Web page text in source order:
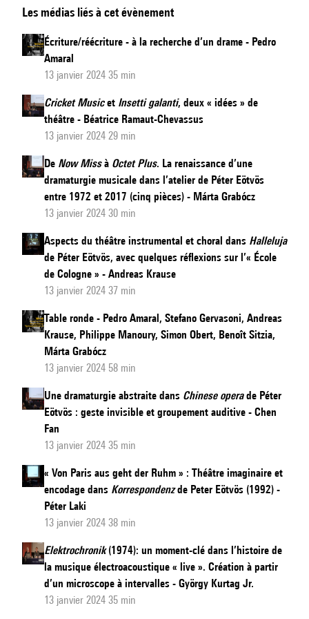
Sirens
Cycle
(2016)
un
mythe
Les médias liés à cet évènement
Écriture/réécriture - à la recherche d’un drame - Pedro
Amaral
13 janvier 2024 35 min
Cricket Musicet Insetti galanti, deux « idées » de
théâtre - Béatrice Ramaut-Chevassus
13 janvier 2024 29 min
De Now Missà Octet Plus. La renaissance d’une
dramaturgie musicale dans l’atelier de Péter Eötvös
entre 1972 et 2017 (cinq pièces) - Márta Grabócz
13 janvier 2024 30 min
Aspects du théâtre instrumental et choral dans Halleluja
de Péter Eötvös, avec quelques réflexions sur l’« École
de Cologne » - Andreas Krause
13 janvier 2024 37 min
Table ronde - Pedro Amaral, Stefano Gervasoni, Andreas
Krause, Philippe Manoury, Simon Obert, Benoît Sitzia,
Márta Grabócz
13 janvier 2024 58 min
Une dramaturgie abstraite dans Chinese operade Péter
Eötvös : geste invisible et groupement auditive - Chen
Fan
13 janvier 2024 35 min
« Von Paris aus geht der Ruhm » : Théâtre imaginaire et
encodage dans Korrespondenzde Peter Eötvös (1992) -
Péter Laki
13 janvier 2024 38 min
Elektrochronik(1974): un moment-clé dans l’histoire de
la musique électroacoustique « live ». Création à partir
d’un microscope à intervalles - György Kurtag Jr.
13 janvier 2024 35 min